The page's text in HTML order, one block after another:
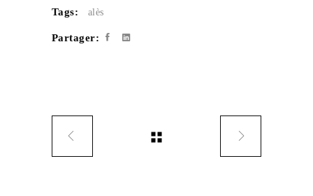
Tags: alès
Partager: